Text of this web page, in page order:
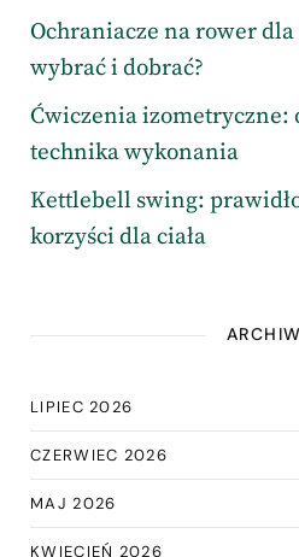
Ochraniacze na rower dla
wybrać i dobrać?
Ćwiczenia
technika wykonania
Kettlebell swing:
korzyści dla ciała
LIPIEC 2026
CZERWIEC 2026
MAJ 2026
KWIECIEŃ 2026